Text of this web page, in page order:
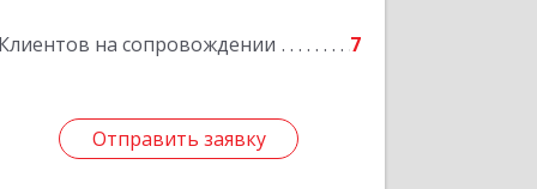
на сопровождении 7
Отправить заявку
Отправить заявку